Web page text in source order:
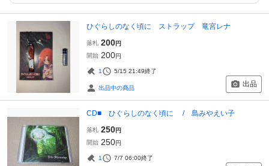
ひぐらしのなく頃に ストラップ 竜宮レナ
落札 200円
開始 200円
1 5/15 21:49終了
出品中の商品 出品
CD■ ひぐらしのなく頃に / 島みやえい子
落札 250円
開始 250円
1 7/7 06:00終了